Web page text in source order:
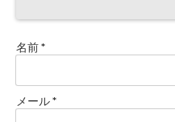
名前*
メール*